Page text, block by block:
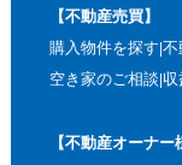
【不動産売買】
購入物件を探す 不
空き家のご相談
【不動産オーナー